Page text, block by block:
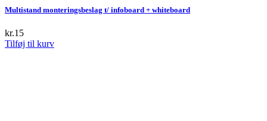
Multistand monteringsbeslag t/ infoboard + whiteboard
kr.15
Tilføj til kurv